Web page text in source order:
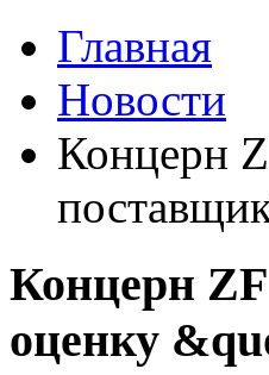
Главная
Новости
Концерн
Концерн
оценку